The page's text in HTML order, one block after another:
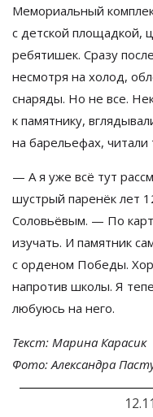
Мемориальный
с детской площадкой,
ребятишек. Сразу
несмотря на холод,
снаряды. Но не все.
к памятнику,
на барельефах, читали
— А я уже всё тут
шустрый паренёк лет
Соловьёвым. — По
изучать. И памятник
с орденом Победы.
напротив школы. Я
любуюсь на него.
Текст: Марина Карасик
Фото: Александра